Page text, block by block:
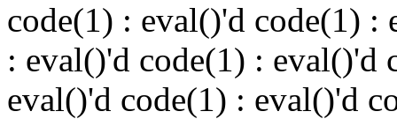
code(1) : eval()'d code(1) :
: eval()'d code(1) : eval()'d
eval()'d code(1) : eval()'d